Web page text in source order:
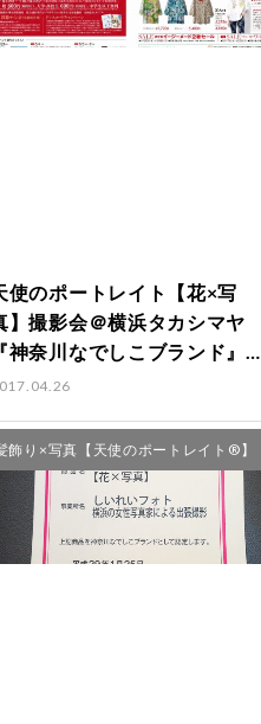
使のポートレイト【花×写
】撮影会＠横浜タカシマヤ
『神奈川なでしこブランド』認
記念イベ…
飾り×写真【天使のポートレイト®】